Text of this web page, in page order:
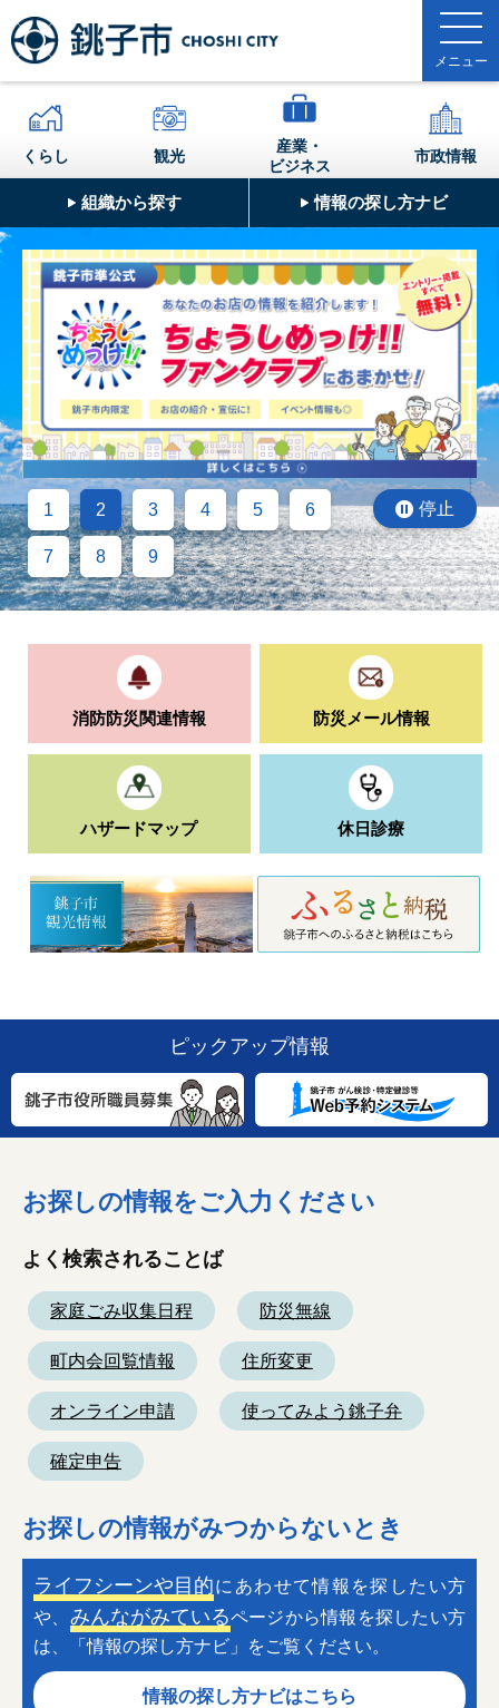
組織から探す 情報の探し方ナビ
くらし 観光
産業・
ビジネス
市政情報
停止
1 2 3 4 5 6
7 8 9
消防防災関連情報 防災メール情報
ハザードマップ 休日診療
ピックアップ情報
お探しの情報をご入力ください
よく検索されることば
家庭ごみ収集日程 防災無線
町内会回覧情報 住所変更
オンライン申請 使ってみよう銚子弁
確定申告
お探しの情報がみつからないとき
ライフシーンや目的にあわせて情報を探したい方
や、 みんながみているページから情報を探したい方
は、「情報の探し方ナビ」をご覧ください。
情報の探し方ナビはこちら